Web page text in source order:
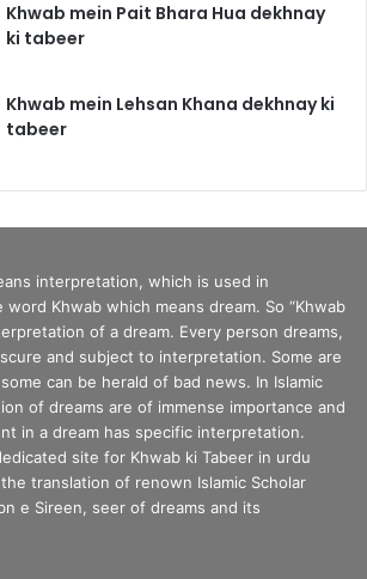
Khwab mein Pait Bhara Hua dekhnay
ki tabeer
Khwab mein Lehsan Khana dekhnay ki
tabeer
interpretation, which is used in
Khwab which means dream. So “Khwab
of a dream. Every person dreams,
and subject to interpretation. Some are
can be herald of bad news. In Islamic
of dreams are of immense importance and
in a dream has specific interpretation.
site for Khwab ki Tabeer in urdu
translation of renown Islamic Scholar
e Sireen, seer of dreams and its